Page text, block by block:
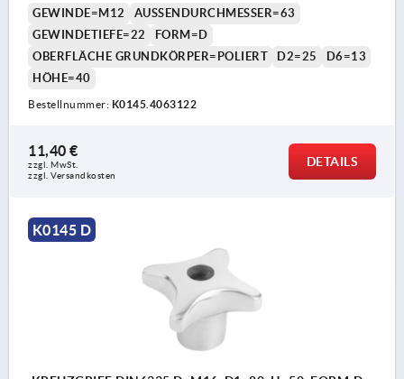
GEWINDE=M12
AUSSENDURCHMESSER=63
GEWINDETIEFE=22
FORM=D
OBERFLÄCHE GRUNDKÖRPER=POLIERT
D2=25
D6=13
HÖHE=40
Bestellnummer: K0145.4063122
11,40 €
zzgl. MwSt.
zzgl. Versandkosten
DETAILS
K0145 D